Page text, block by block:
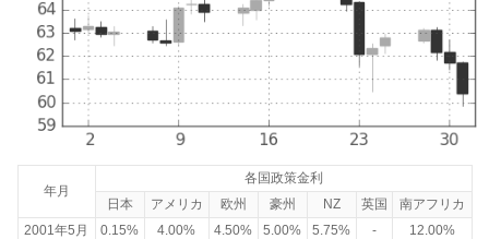
年月
各国政策金利
日本
アメリカ 欧州 豪州 NZ 英国
南アフリカ
2001年5月
0.15% 4.00% 4.50% 5.00% 5.75% - 12.00%